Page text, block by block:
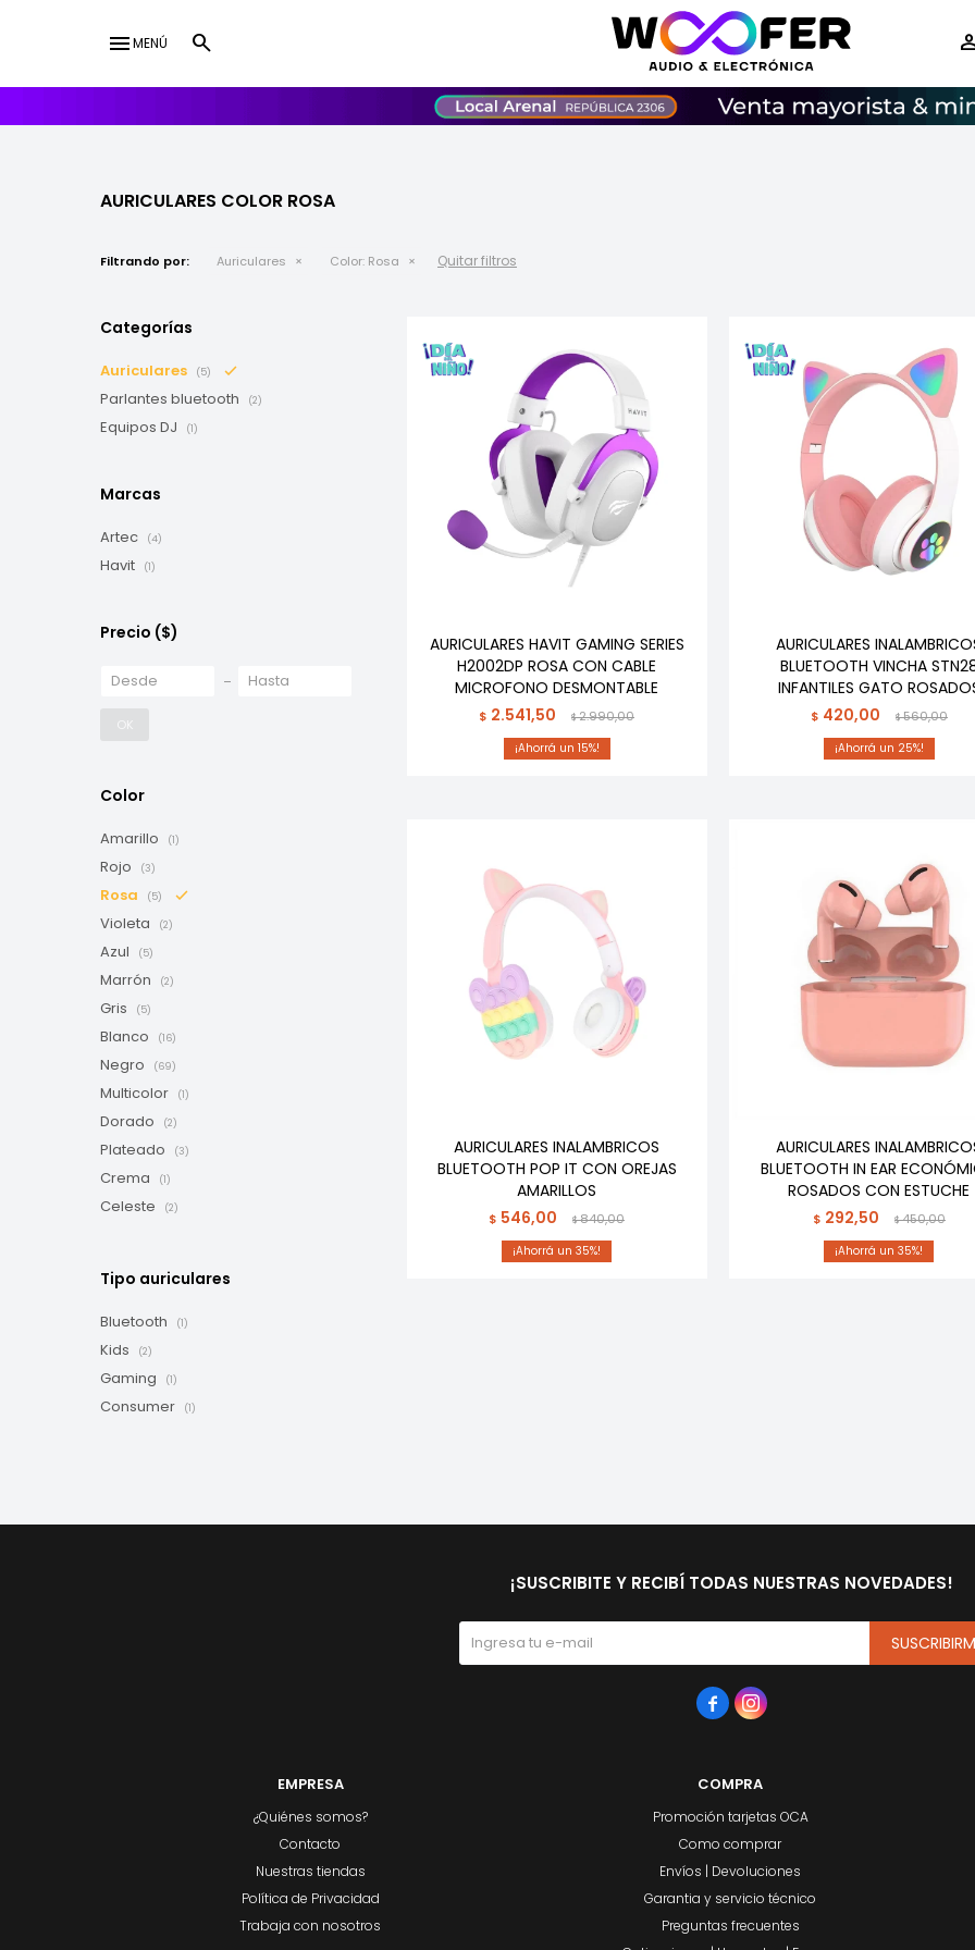
menuMENÚ
AURICULARES COLOR ROSA
Filtrando por: Auriculares Color: Rosa Quitar filtros
AURICULARES HAVIT GAMING SERIES
H2002DP ROSA CON CABLE
MICROFONO DESMONTABLE
$ 2.541,50 $2.990,00
15
AURICULARES
BLUETOOTH VINCHA
INFANTILES GATO
$ 420,00 $560,00
25
AURICULARES INALAMBRICOS
BLUETOOTH POP IT CON OREJAS
AMARILLOS
$ 546,00 $840,00
35
AURICULARES
BLUETOOTH IN EAR
ROSADOS CON ESTUCHE
$ 292,50 $450,00
35
Categorías
Auriculares (5)
Parlantes bluetooth (2)
Equipos DJ (1)
Marcas
Artec (4)
Havit (1)
Precio ($)
OK
Color
Amarillo (1)
Rojo (3)
Rosa (5)
Violeta (2)
Azul (5)
Marrón (2)
Gris (5)
Blanco (16)
Negro (69)
Multicolor (1)
Dorado (2)
Plateado (3)
Crema (1)
Celeste (2)
Tipo auriculares
Bluetooth (1)
Kids (2)
Gaming (1)
Consumer (1)
EMPRESA
¿Quiénes somos?
Contacto
Nuestras tiendas
Política de Privacidad
Trabaja con nosotros
COMPRA
Promoción tarjetas OCA
Como comprar
Envíos | Devoluciones
Garantia y servicio técnico
Preguntas frecuentes
¡SUSCRIBITE Y RECIBÍ TODAS NUESTRAS NOVEDADES!
 